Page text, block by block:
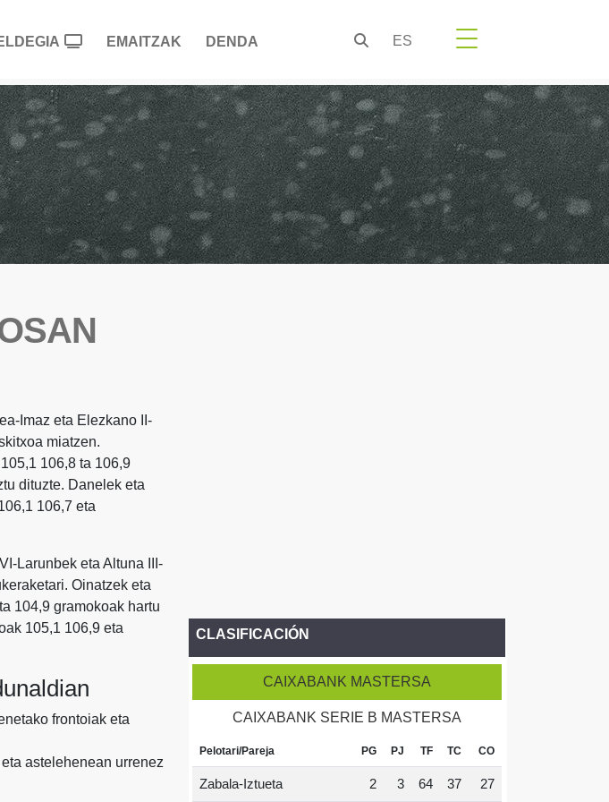
EMAITZAK DENDA ES
Imaz eta Elezkano II-
miatzen.
106,8 ta 106,9
dituzte. Danelek eta
106,7 eta
Larunbek eta Altuna III-
Oinatzek eta
104,9 gramokoak hartu
105,1 106,9 eta
frontoiak eta
astelehenean urrenez
CLASIFICACIÓN
CAIXABANK MASTERSA
CAIXABANK SERIE B MASTERSA
Pelotari/Pareja PG PJ TF TC CO
Zabala-Iztueta 2 3 64 37 27